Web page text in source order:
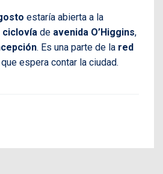
estaría abierta a la
ciclovía de avenida O’Higgins,
. Es una parte de la red
espera contar la ciudad.